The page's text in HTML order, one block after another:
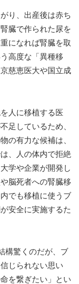
り、出産後は赤ち
臓で作られた尿を
になれば腎臓を取
高度な「異種移
慈恵医大や国立成
人に移植する医
足しているため、
の有力な候補は、
、人の体内で拒絶
学や企業が開発し
脳死者への腎臓移
でも移植に使うブ
安全に実施するた
構驚くのだが、ブ
じられない思い
を繋ぎたい」とい